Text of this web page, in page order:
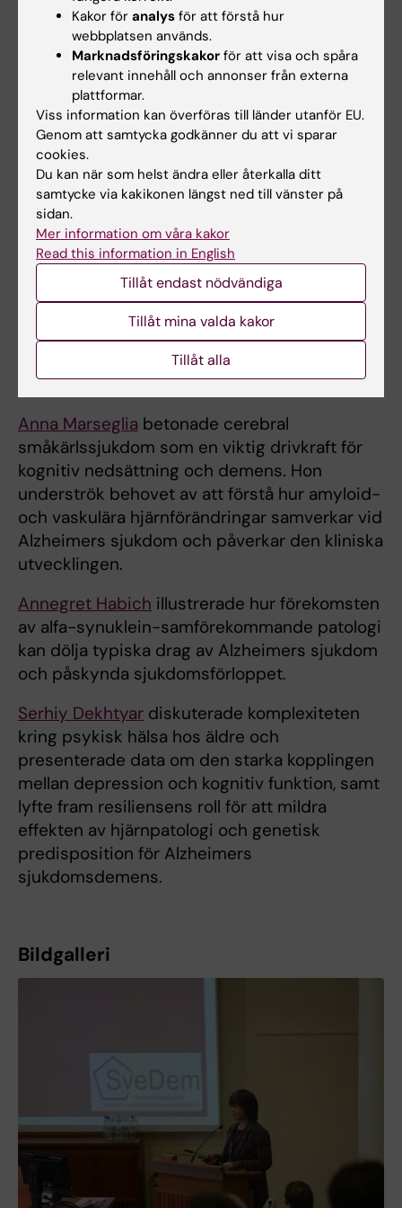
effekten av könshormonobalanser och sin
pågående forskning om hur könsbekräftande
hormonbehandling hos personer med
könsdysfori kan påverka risken att utveckla
Alzheimers sjukdom.
Grégoria Kalpouzos presenterade nya
neuroimaging-fynd om två framväxande
markörer för hjärnåldrande och Alzheimers
sjukdom. Hon beskrev hur järnöverskott i
hjärnan bidrar till neuroinflammation,
neurodegeneration och kognitiv försämring
hos äldre. Dessutom lyfte hon fram hur
minskad cerebral stelhet – mätt med
avancerad neuroimaging – kan fungera som
en lovande biomarkör för Alzheimers
sjukdoms patologi och kognitiv nedsättning.
Anna Marseglia betonade cerebral
småkärlssjukdom som en viktig drivkraft för
kognitiv nedsättning och demens. Hon
underströk behovet av att förstå hur amyloid-
och vaskulära hjärnförändringar samverkar vid
Alzheimers sjukdom och påverkar den kliniska
utvecklingen.
Annegret Habich illustrerade hur förekomsten
av alfa-synuklein-samförekommande patologi
kan dölja typiska drag av Alzheimers sjukdom
och påskynda sjukdomsförloppet.
Serhiy Dekhtyar diskuterade komplexiteten
kring psykisk hälsa hos äldre och
presenterade data om den starka kopplingen
mellan depression och kognitiv funktion, samt
lyfte fram resiliensens roll för att mildra
effekten av hjärnpatologi och genetisk
predisposition för Alzheimers
sjukdomsdemens.
Bildgalleri
Kakor för analys för att förstå hur
webbplatsen används.
Marknadsföringskakor för att visa och spåra
relevant innehåll och annonser från externa
plattformar.
Viss information kan överföras till länder utanför EU.
Genom att samtycka godkänner du att vi sparar
cookies.
Du kan när som helst ändra eller återkalla ditt
samtycke via kakikonen längst ned till vänster på
sidan.
Mer information om våra kakor
Read this information in English
Tillåt endast nödvändiga
Tillåt mina valda kakor
Tillåt alla